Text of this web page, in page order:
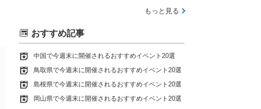
もっと見る
おすすめ記事
中国で今週末に開催されるおすすめイベント20選
鳥取県で今週末に開催されるおすすめイベント20選
島根県で今週末に開催されるおすすめイベント20選
岡山県で今週末に開催されるおすすめイベント20選